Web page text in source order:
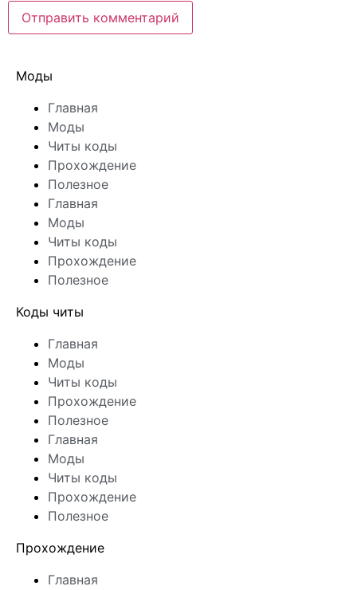
Моды
Главная
Моды
Читы коды
Прохождение
Полезное
Главная
Моды
Читы коды
Прохождение
Полезное
Коды читы
Главная
Моды
Читы коды
Прохождение
Полезное
Главная
Моды
Читы коды
Прохождение
Полезное
Прохождение
Главная